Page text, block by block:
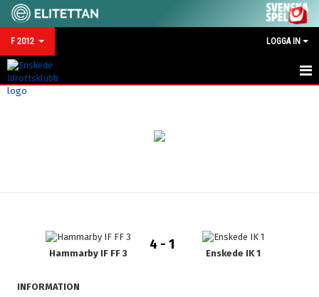
F 2012 LOGGA IN
HEM
BILDGALLERI
Hammarby IF FF 3
4 - 1
Enskede IK 1
INFORMATION